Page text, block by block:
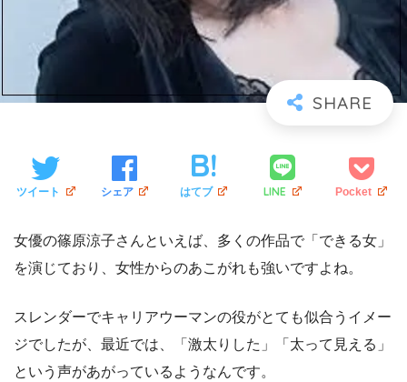
ツイート シェア はてブ LINE Pocket
女優の篠原涼子さんといえば、多くの作品で「できる女」
を演じており、女性からのあこがれも強いですよね。
スレンダーでキャリアウーマンの役がとても似合うイメー
ジでしたが、最近では、「激太りした」「太って見える」
という声があがっているようなんです。